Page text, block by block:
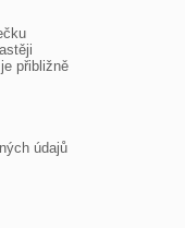
přibližně
údajů